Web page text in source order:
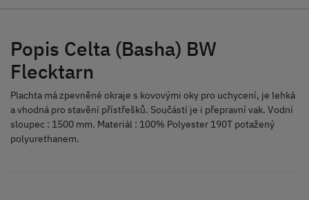
Popis Celta (Basha) BW
Flecktarn
Plachta má zpevněné okraje s kovovými oky pro uchycení, je lehká
a vhodná pro stavění přístřešků. Součástí je i přepravní vak. Vodní
sloupec : 1500 mm. Materiál : 100% Polyester 190T potažený
polyurethanem.